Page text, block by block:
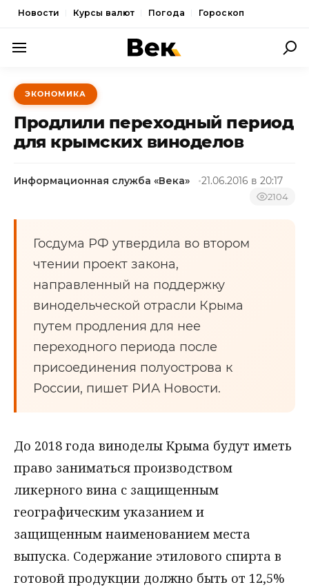
Новости Курсы валют Погода Гороскоп
ПОЛИТИКА
ЭКОНОМИКА
ОБЩЕСТВО
КУЛЬТУРА
НОВОСТИ
ЭКОНОМИКА
Продлили переходный период
для крымских виноделов
Информационная служба «Века» 21.06.2016 в 20:17
2104
Госдума РФ утвердила во втором
чтении проект закона,
направленный на поддержку
винодельческой отрасли Крыма
путем продления для нее
переходного периода после
присоединения полуострова к
России, пишет РИА Новости.
До 2018 года виноделы Крыма будут иметь
право заниматься производством
ликерного вина с защищенным
географическим указанием и
защищенным наименованием места
выпуска. Содержание этилового спирта в
готовой продукции должно быть от 12,5%